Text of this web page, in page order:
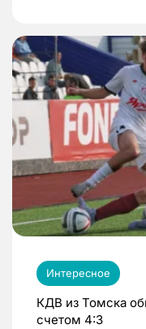
Интересное
КДВ из Томска
счетом 4:3